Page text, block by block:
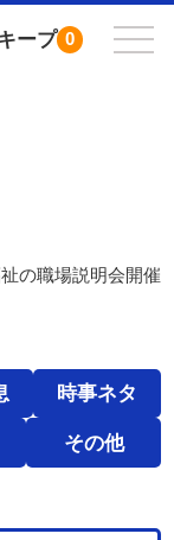
ープ 0
祉の職場説明会開催
時事ネタ
その他